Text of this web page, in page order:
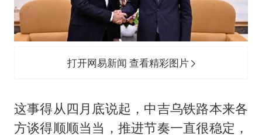
打开网易新闻 查看精彩图片
这事得从四月底说起，中吉乌铁路本来各
方谈得顺顺当当，推进节奏一直很稳定，